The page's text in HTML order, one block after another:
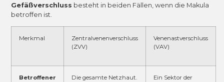
Gefäßverschluss besteht in beiden Fällen, wenn die Makula
betroffen ist.
Merkmal
Zentralvenenverschluss
(ZVV)
Venenastverschluss
(VAV)
Betroffener
Die gesamte Netzhaut.
Ein Sektor der